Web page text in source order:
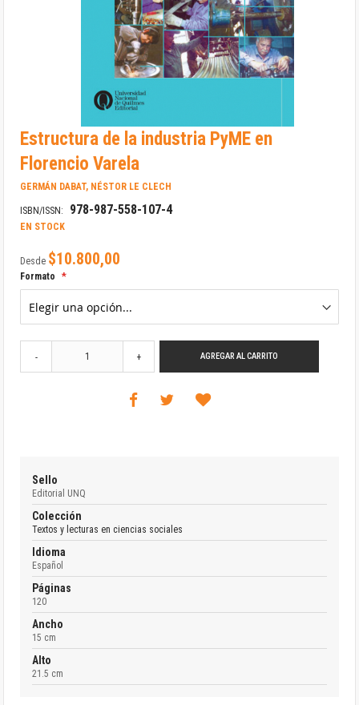
Saltar
al
comienzo
de
la
de
imágenes
Estructura de la industria PyME en
Florencio Varela
GERMÁN DABAT, NÉSTOR LE CLECH
ISBN/ISSN: 978-987-558-107-4
EN STOCK
Desde $10.800,00
Formato
- + AGREGAR AL CARRITO
Sello
Editorial UNQ
Colección
Textos y lecturas en ciencias sociales
Idioma
Español
Páginas
120
Ancho
15 cm
Alto
21.5 cm